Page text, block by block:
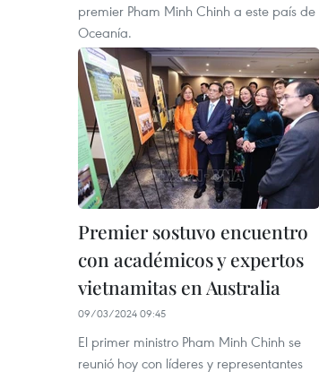
premier Pham Minh Chinh a este país de
Oceanía.
Premier sostuvo encuentro
con académicos y expertos
vietnamitas en Australia
09/03/2024 09:45
El primer ministro Pham Minh Chinh se
reunió hoy con líderes y representantes